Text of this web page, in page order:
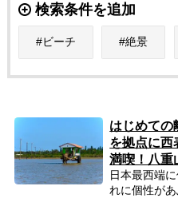
検索条件を追加
ビーチ 絶景
はじめての
を拠点に西
満喫！八重
日本最西端
れに個性が